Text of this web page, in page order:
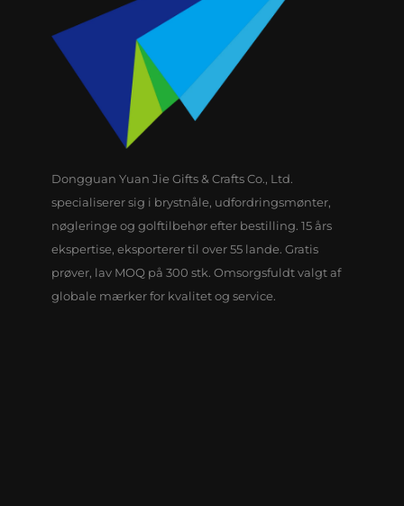
Dongguan Yuan Jie Gifts & Crafts Co., Ltd.
specialiserer sig i brystnåle, udfordringsmønter,
nøgleringe og golftilbehør efter bestilling. 15 års
ekspertise, eksporterer til over 55 lande. Gratis
prøver, lav MOQ på 300 stk. Omsorgsfuldt valgt af
globale mærker for kvalitet og service.